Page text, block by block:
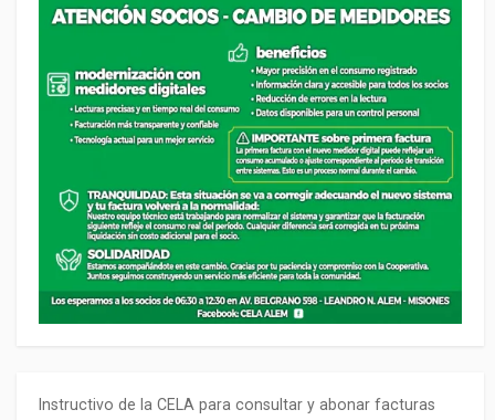
Instructivo de la CELA para consultar y abonar facturas